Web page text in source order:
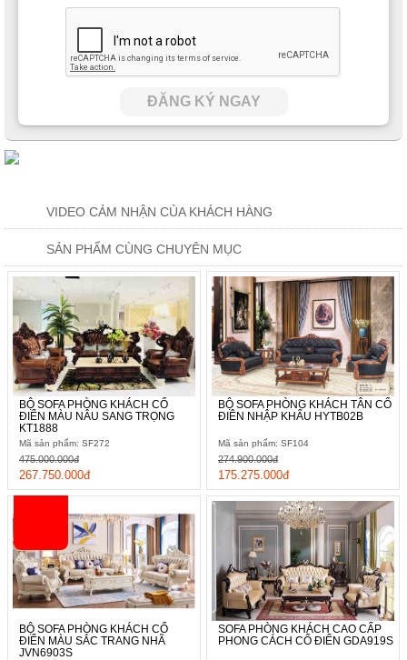
ĐĂNG KÝ NGAY
VIDEO CẢM NHẬN CỦA KHÁCH HÀNG
SẢN PHẨM CÙNG CHUYÊN MỤC
BỘ SOFA PHÒNG KHÁCH CỔ
ĐIỂN MÀU NÂU SANG TRỌNG
KT1888
Mã sản phẩm: SF272
267.750.000đ
475.000.000đ
BỘ SOFA PHÒNG KHÁCH TÂN CỔ
ĐIÊN NHẬP KHẨU HYTB02B
Mã sản phẩm: SF104
175.275.000đ
274.900.000đ
BỘ SOFA PHÒNG KHÁCH CỔ
ĐIỂN MÀU SẮC TRANG NHÃ
JVN6903S
SOFA PHÒNG KHÁCH CAO CẤP
PHONG CÁCH CỔ ĐIỂN GDA919S